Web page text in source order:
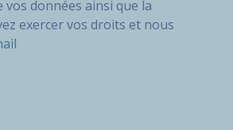
données ainsi que la
exercer vos droits et nous